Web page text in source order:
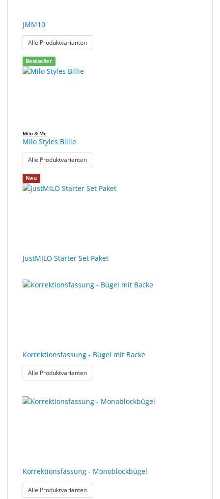
JMM10
Alle Produktvarianten: JMM10
Bestseller
Milo & Me
Milo Styles Billie
Alle Produktvarianten: Milo Styles Billie
Neu
JustMILO Starter Set Paket
Korrektionsfassung - Bügel mit Backe
Alle Produktvarianten: Korrektionsfassung - Bügel mit Backe
Korrektionsfassung - Monoblockbügel
Alle Produktvarianten: Korrektionsfassung - Monoblockbügel